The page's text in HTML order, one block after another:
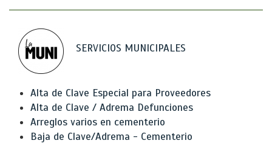
SERVICIOS MUNICIPALES
Alta de Clave Especial para Proveedores
Alta de Clave / Adrema Defunciones
Arreglos varios en cementerio
Baja de Clave/Adrema - Cementerio